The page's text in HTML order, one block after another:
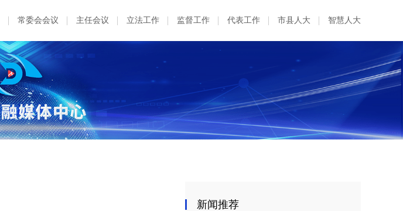
常委会会议 主任会议 立法工作 监督工作 代表工作 市县人大 智慧人大
新闻推荐